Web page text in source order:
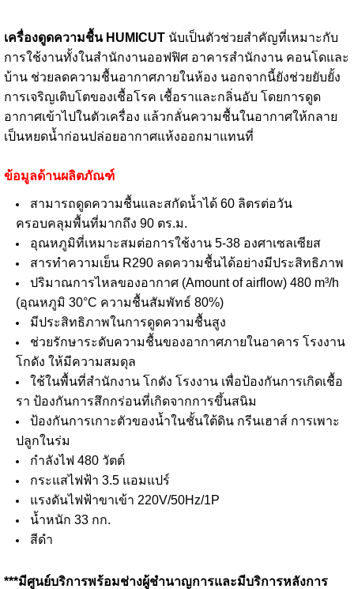
เครื่องดูดความชื้น HUMICUTนับเป็นตัวช่วยสำคัญที่เหมาะกับ
การใช้งานทั้งในสำนักงานออฟฟิศ อาคารสำนักงาน คอนโดและ
บ้าน ช่วยลดความชื้นอากาศภายในห้อง นอกจากนี้ยังช่วยยับยั้ง
การเจริญเติบโตของเชื้อโรค เชื้อราและกลิ่นอับ โดยการดูด
อากาศเข้าไปในตัวเครื่อง แล้วกลั่นความชื้นในอากาศให้กลาย
เป็นหยดน้ำก่อนปล่อยอากาศแห้งออกมาแทนที่
ข้อมูลด้านผลิตภัณฑ์
สามารถดูดความชื้นและสกัดน้ำได้ 60 ลิตรต่อวัน
ครอบคลุมพื้นที่มากถึง 90 ตร.ม.
อุณหภูมิที่เหมาะสมต่อการใช้งาน 5-38 องศาเซลเซียส
สารทำความเย็น R290 ลดความชื้นได้อย่างมีประสิทธิภาพ
ปริมาณการไหลของอากาศ (Amount of airflow) 480 m³/h
(อุณหภูมิ 30°C ความชื้นสัมพัทธ์ 80%)
มีประสิทธิภาพในการดูดความชื้นสูง
ช่วยรักษาระดับความชื้นของอากาศภายในอาคาร โรงงาน
โกดัง ให้มีความสมดุล
ใช้ในพื้นที่สำนักงาน โกดัง โรงงาน เพื่อป้องกันการเกิดเชื้อ
รา ป้องกันการสึกกร่อนที่เกิดจากการขึ้นสนิม
ป้องกันการเกาะตัวของน้ำในชั้นใต้ดิน กรีนเฮาส์ การเพาะ
ปลูกในร่ม
กำลังไฟ 480 วัตต์
กระแสไฟฟ้า 3.5 แอมแปร์
แรงดันไฟฟ้าขาเข้า 220V/50Hz/1P
น้ำหนัก 33 กก.
สีดำ
***มีศูนย์บริการพร้อมช่างผู้ชำนาญการและมีบริการหลังการ